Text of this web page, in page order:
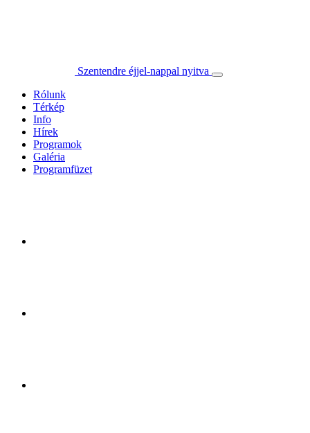
Szentendre éjjel-nappal nyitva
Rólunk
Térkép
Info
Hírek
Programok
Galéria
Programfüzet